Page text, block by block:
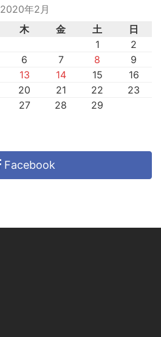
2020年2月
木 金 土
日
1
2
6 7 8
9
13 14 15
16
20 21 22
23
27 28
29
Facebook